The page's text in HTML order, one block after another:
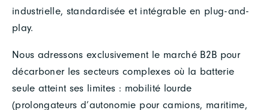
industrielle, standardisée et intégrable en plug-and-
play.
Nous adressons exclusivement le marché B2B pour
décarboner les secteurs complexes où la batterie
seule atteint ses limites : mobilité lourde
(prolongateurs d’autonomie pour camions, maritime,